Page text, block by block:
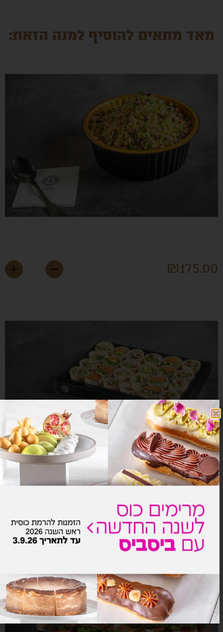
מאד מתאים להוסיף למנה הזאת:
₪
ביס
₪